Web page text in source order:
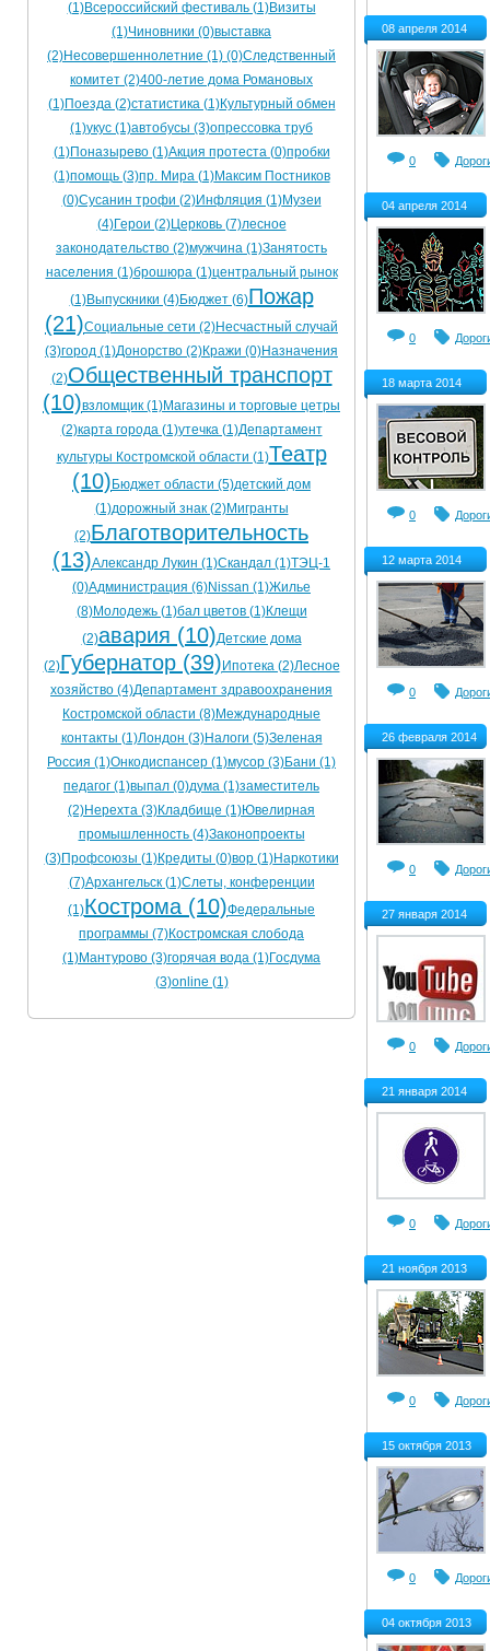
Ограничения движения транспорта на майские
Электронные транспортные карты
08 апреля 2014
0
04 апреля 2014
0
18 марта 2014
0
12 марта 2014
0
26 февраля 2014
0
27 января 2014
0
21 января 2014
0
21 ноября 2013
0
15 октября 2013
0
04 октября 2013
(1)Всероссийский фестиваль (1)Визиты
(1)Чиновники (0)выставка
(2)Несовершеннолетние (1) (0)Следственный
комитет (2)400-летие дома Романовых
(1)Поезда (2)статистика (1)Культурный обмен
(1)укус (1)автобусы (3)опрессовка труб
(1)Поназырево (1)Акция протеста (0)пробки
(1)помощь (3)пр. Мира (1)Максим Постников
(0)Сусанин трофи (2)Инфляция (1)Музеи
(4)Герои (2)Церковь (7)лесное
законодательство (2)мужчина (1)Занятость
населения (1)брошюра (1)центральный рынок
(1)Выпускники (4)Бюджет (6)Пожар
(21)Социальные сети (2)Несчастный случай
(3)город (1)Донорство (2)Кражи (0)Назначения
(2)Общественный транспорт
(10)взломщик (1)Магазины и торговые цетры
(2)карта города (1)утечка (1)Департамент
культуры Костромской области (1)Театр
(10) Бюджет области (5)детский дом
(1)дорожный знак (2)Мигранты
(2)Благотворительность
(13)Александр Лукин (1)Скандал (1)ТЭЦ-1
(0)Администрация (6)Nissan (1)Жилье
(8)Молодежь (1)бал цветов (1)Клещи
(2)авария (10)Детские дома
(2)Губернатор (39) Ипотека (2)Лесное
хозяйство (4)Департамент здравоохранения
Костромской области (8)Международные
контакты (1)Лондон (3)Налоги (5)Зеленая
Россия (1)Онкодиспансер (1)мусор (3)Бани (1)
педагог (1)выпал (0)дума (1)заместитель
(2)Нерехта (3)Кладбище (1)Ювелирная
промышленность (4)Законопроекты
(3)Профсоюзы (1)Кредиты (0)вор (1)Наркотики
(7)Архангельск (1)Слеты, конференции
(1)Кострома (10)Федеральные
программы (7)Костромская слобода
(1)Мантурово (3)горячая вода (1)Госдума
(3)online (1)